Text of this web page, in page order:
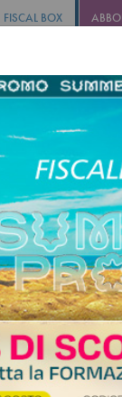
FISCAL BOX
Informa+
2°